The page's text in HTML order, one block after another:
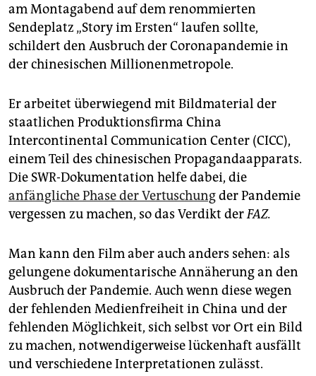
am Montagabend auf dem renommierten
Sendeplatz „Story im Ersten“ laufen sollte,
schildert den Ausbruch der Coronapandemie in
der chinesischen Millionenmetropole.
Er arbeitet überwiegend mit Bildmaterial der
staatlichen Produktionsfirma China
Intercontinental Communication Center (CICC),
einem Teil des chinesischen Propagandaapparats.
Die SWR-Dokumentation helfe dabei, die
anfängliche Phase der Vertuschungder Pandemie
vergessen zu machen, so das Verdikt derFAZ.
Man kann den Film aber auch anders sehen: als
gelungene dokumentarische Annäherung an den
Ausbruch der Pandemie. Auch wenn diese wegen
der fehlenden Medienfreiheit in China und der
fehlenden Möglichkeit, sich selbst vor Ort ein Bild
zu machen, notwendigerweise lückenhaft ausfällt
und verschiedene Interpretationen zulässt.